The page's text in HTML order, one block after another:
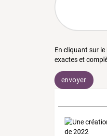
En cliquant sur
exactes et
envoyer